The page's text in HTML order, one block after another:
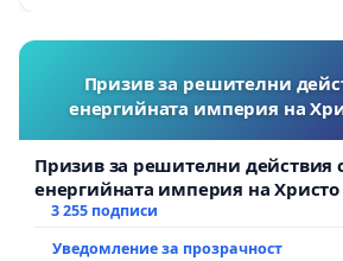
Призив за решителни
енергийната империя на
Призив за решителни действия
енергийната империя на
3 255 подписи
Уведомление за прозрачност